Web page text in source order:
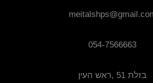
054-7566663
בזלת 51 ,ראש העין